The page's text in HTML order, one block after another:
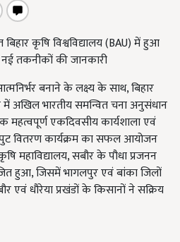
कृषि विश्वविद्यालय (BAU) में हुआ
तकनीकों की जानकारी
बनाने के लक्ष्य के साथ, बिहार
में अखिल भारतीय समन्वित चना अनुसंधान
महत्वपूर्ण एकदिवसीय कार्यशाला एवं
वितरण कार्यक्रम का सफल आयोजन
महाविद्यालय, सबौर के पौधा प्रजनन
हुआ, जिसमें भागलपुर एवं बांका जिलों
धौरेया प्रखंडों के किसानों ने सक्रिय